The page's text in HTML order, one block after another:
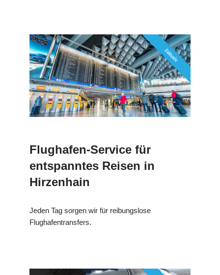
Flughafen-Service für
entspanntes Reisen in
Hirzenhain
Jeden Tag sorgen wir für reibungslose
Flughafentransfers.